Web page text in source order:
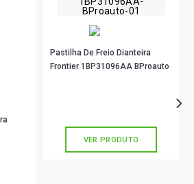
Pastilha De Freio Dianteira
Frontier 1BP31096AA BProauto
VER PRODUTO